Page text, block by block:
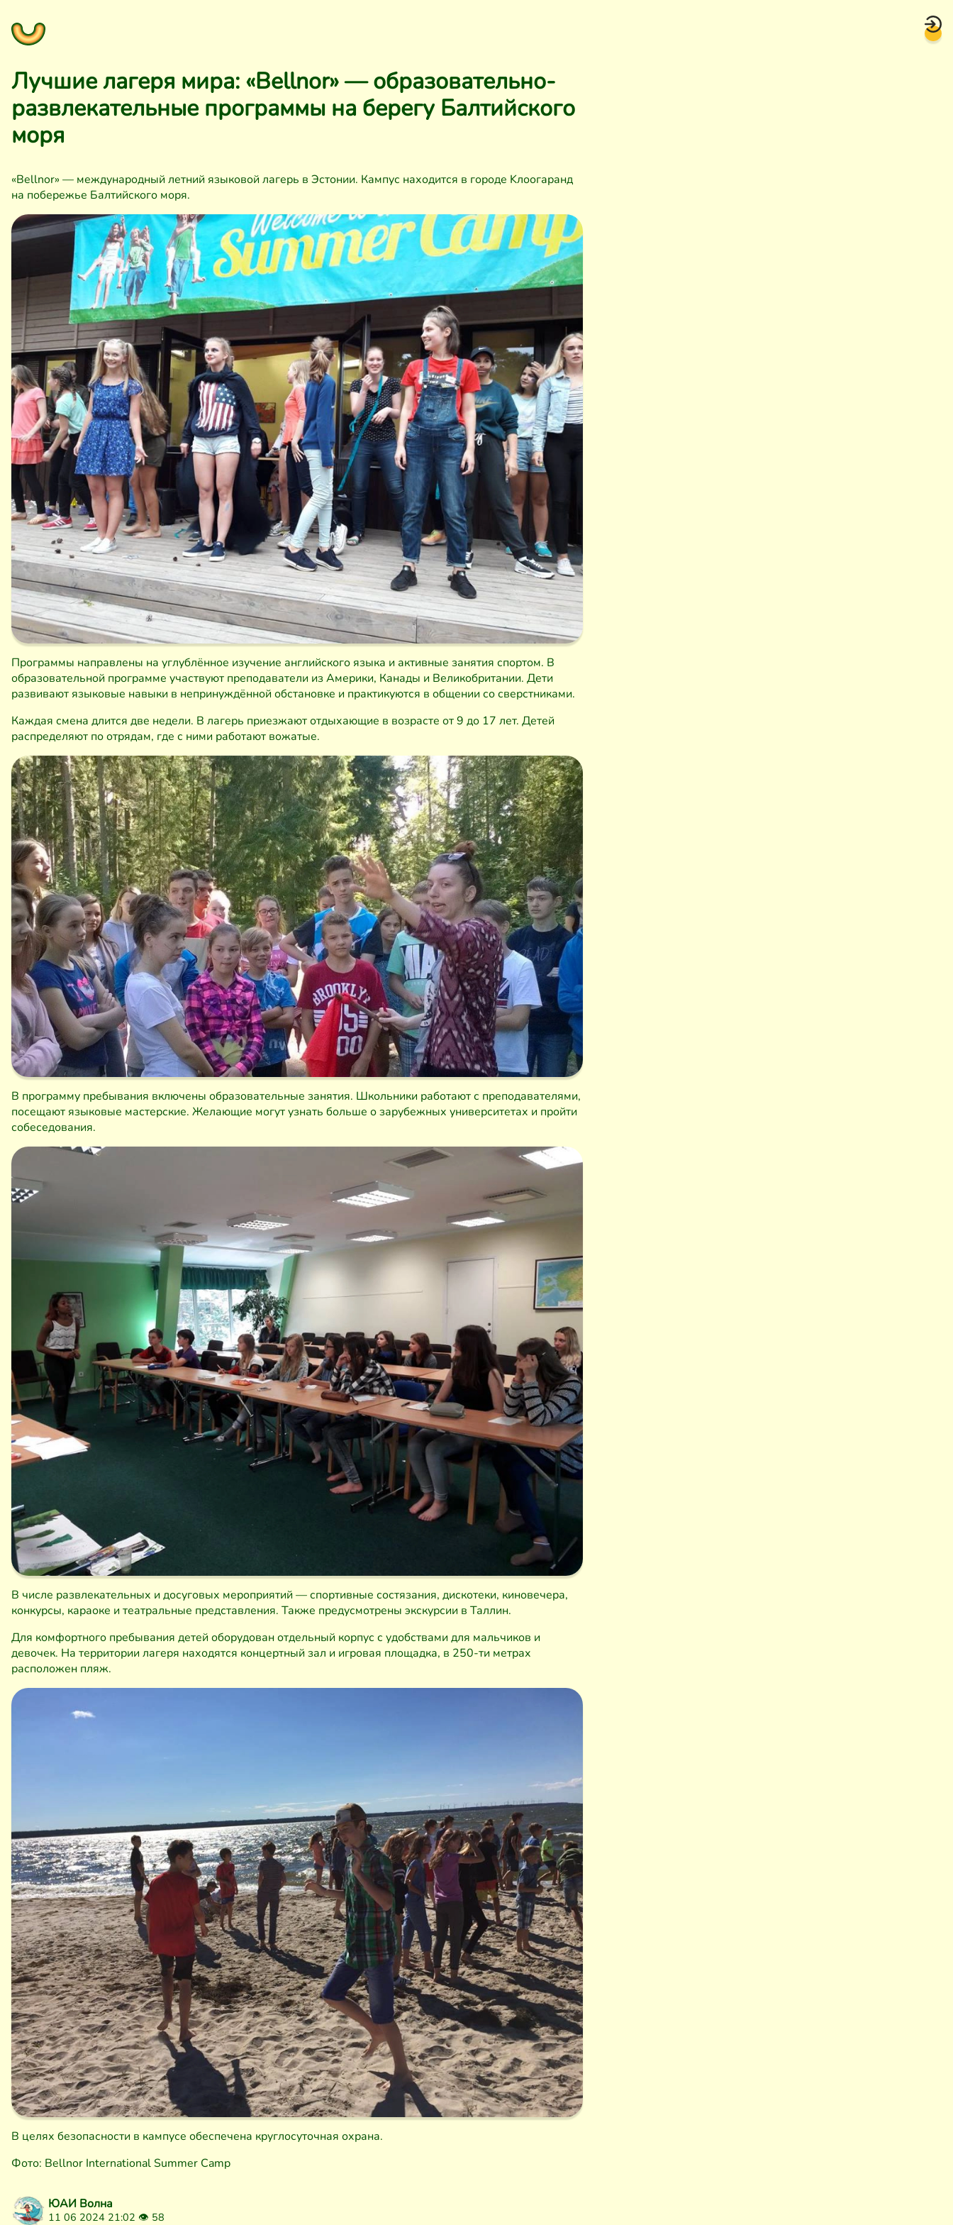
Лучшие лагеря мира: «Bellnor» — образовательно-
развлекательные программы на берегу Балтийского
моря
«Bellnor» — международный летний языковой лагерь в Эстонии. Кампус находится в городе Kлоогаранд
на побережье Балтийского моря.
Программы направлены на углублённое изучение английского языка и активные занятия спортом. В
образовательной программе участвуют преподаватели из Америки, Канады и Великобритании. Дети
развивают языковые навыки в непринуждённой обстановке и практикуются в общении со сверстниками.
Каждая смена длится две недели. В лагерь приезжают отдыхающие в возрасте от 9 до 17 лет. Детей
распределяют по отрядам, где с ними работают вожатые.
В программу пребывания включены образовательные занятия. Школьники работают с преподавателями,
посещают языковые мастерские. Желающие могут узнать больше о зарубежных университетах и пройти
собеседования.
В числе развлекательных и досуговых мероприятий — спортивные состязания, дискотеки, киновечера,
конкурсы, караоке и театральные представления. Также предусмотрены экскурсии в Таллин.
Для комфортного пребывания детей оборудован отдельный корпус с удобствами для мальчиков и
девочек. На территории лагеря находятся концертный зал и игровая площадка, в 250-ти метрах
расположен пляж.
В целях безопасности в кампусе обеспечена круглосуточная охрана.
Фото: Bellnor International Summer Camp
ЮАИ Волна
11 06 2024 21:02 👁 58